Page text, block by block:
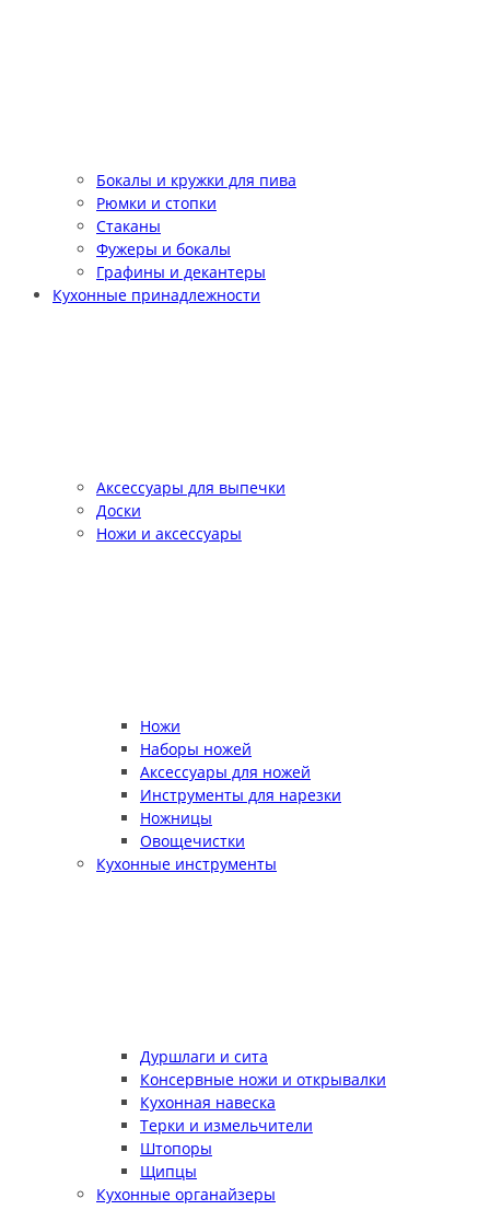
Бокалы и кружки для пива
Рюмки и стопки
Стаканы
Фужеры и бокалы
Графины и декантеры
Кухонные принадлежности
Аксессуары для выпечки
Доски
Ножи и аксессуары
Ножи
Наборы ножей
Аксессуары для ножей
Инструменты для нарезки
Ножницы
Овощечистки
Кухонные инструменты
Дуршлаги и сита
Консервные ножи и открывалки
Кухонная навеска
Терки и измельчители
Штопоры
Щипцы
Кухонные органайзеры